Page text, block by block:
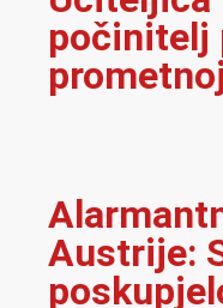
počinitelj
Austrije: